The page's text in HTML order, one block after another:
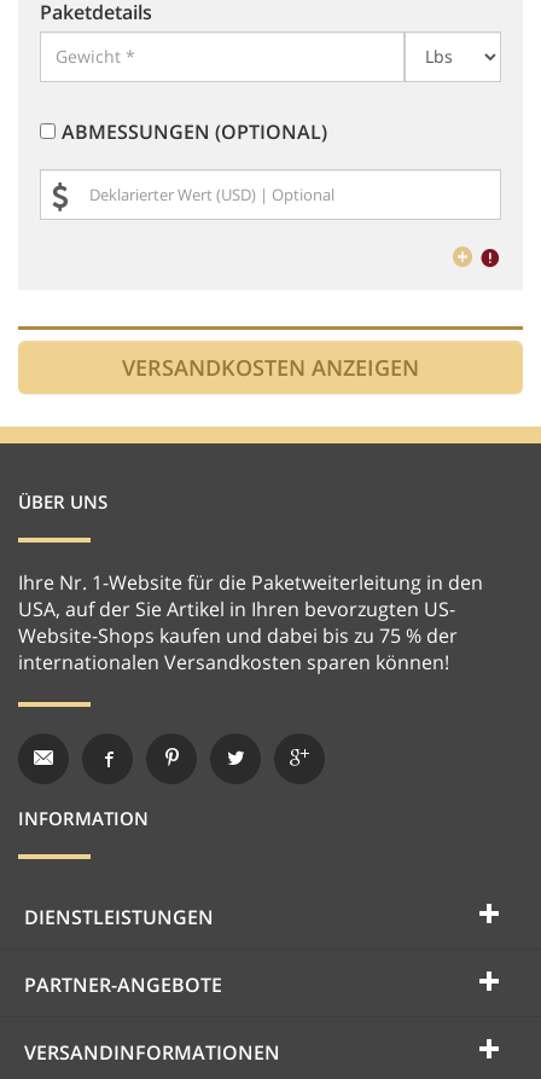
Paketdetails
ABMESSUNGEN (OPTIONAL)
ÜBER UNS
Ihre Nr. 1-Website für die Paketweiterleitung in den
USA, auf der Sie Artikel in Ihren bevorzugten US-
Website-Shops kaufen und dabei bis zu 75 % der
internationalen Versandkosten sparen können!
INFORMATION
DIENSTLEISTUNGEN
PARTNER-ANGEBOTE
VERSANDINFORMATIONEN